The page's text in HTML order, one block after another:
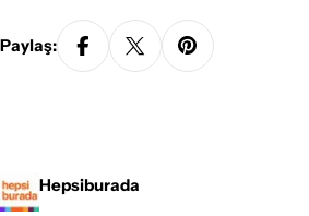
Paylaş:
Hepsiburada